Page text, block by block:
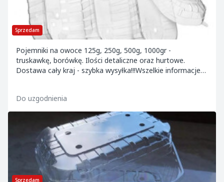
Sprzedam
Pojemniki na owoce 125g, 250g, 500g, 1000gr -
truskawkę, borówkę. Ilości detaliczne oraz hurtowe.
Dostawa cały kraj - szybka wysyłka!!!Wszelkie informacje
Do uzgodnienia
Sprzedam